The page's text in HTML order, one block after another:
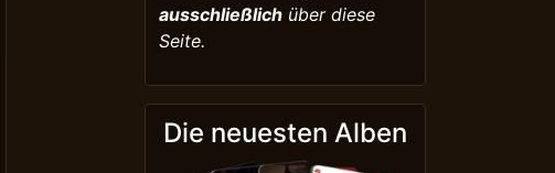
ausschließlich über diese
Seite.
Die neuesten Alben